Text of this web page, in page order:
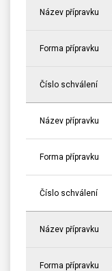
Název přípravku
Forma přípravku
Číslo schválení
Název přípravku
Forma přípravku
Číslo schválení
Název přípravku
Forma přípravku